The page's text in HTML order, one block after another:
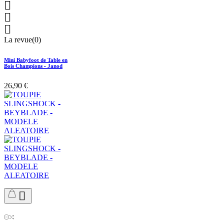



La revue(0)
Mini Babyfoot de Table en
Bois Champions - Janod
26,90 €
